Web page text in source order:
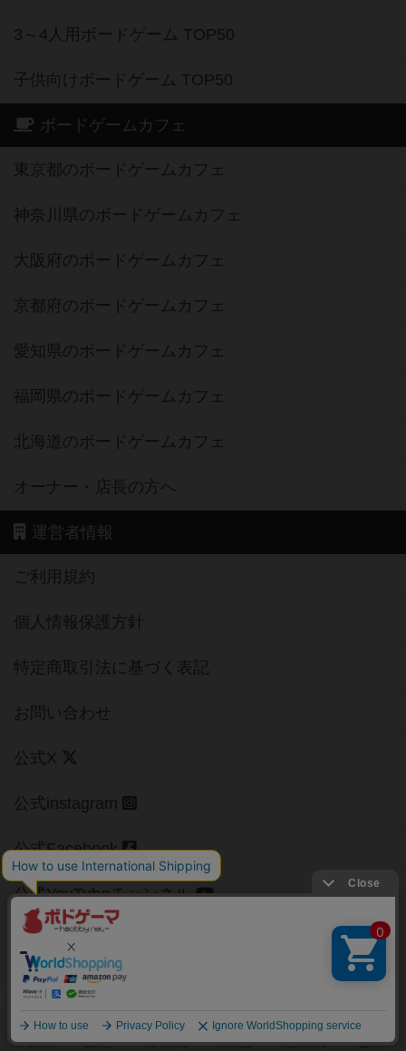
3～4人用ボードゲーム TOP50
子供向けボードゲーム TOP50
ボードゲームカフェ
東京都のボードゲームカフェ
神奈川県のボードゲームカフェ
大阪府のボードゲームカフェ
京都府のボードゲームカフェ
愛知県のボードゲームカフェ
福岡県のボードゲームカフェ
北海道のボードゲームカフェ
オーナー・店長の方へ
運営者情報
ご利用規約
個人情報保護方針
特定商取引法に基づく表記
お問い合わせ
公式X
公式instagram
公式Facebook
公式YouTubeチャンネル